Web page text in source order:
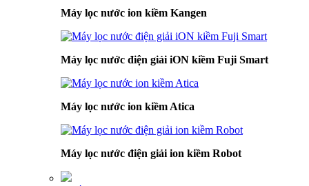
Máy lọc nước ion kiềm Kangen
Máy lọc nước điện giải iON kiềm Fuji Smart
Máy lọc nước ion kiềm Atica
Máy lọc nước điện giải ion kiềm Robot